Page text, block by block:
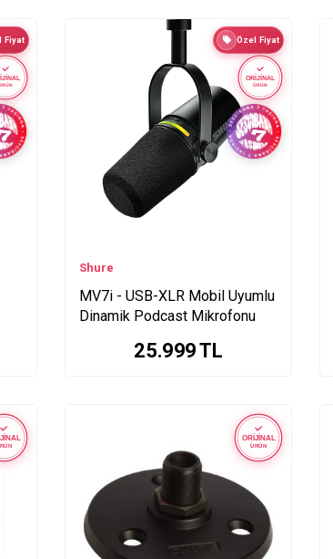
Fiyat Özel Fiyat
ORİJİNAL
ÜRÜN
Shure
MV7i - USB-XLR Mobil Uyumlu
Dinamik Podcast Mikrofonu
25.999TL
ORİJİNAL
ÜRÜN